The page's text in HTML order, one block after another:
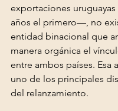
exportaciones uruguayas
años el primero—, no
entidad binacional que
manera orgánica el
entre ambos países. Esa
uno de los principales
del relanzamiento.